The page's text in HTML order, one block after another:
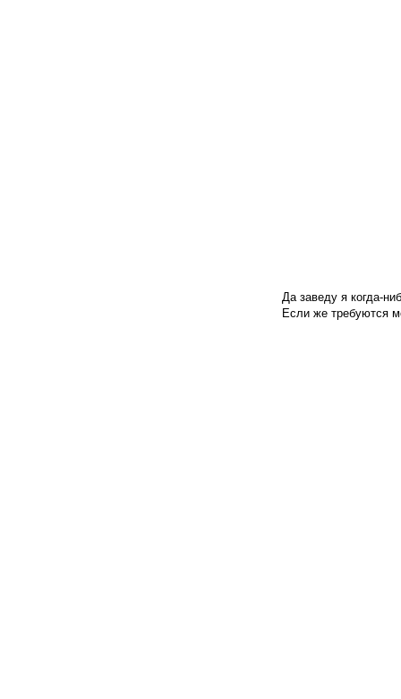
Да заведу я когда-
Если же требуются